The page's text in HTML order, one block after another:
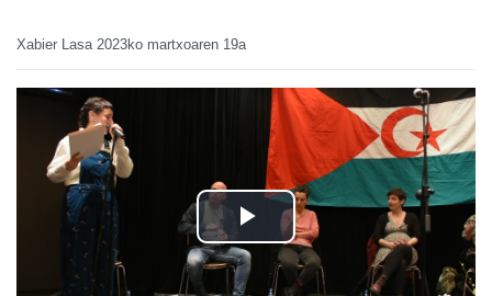
Xabier Lasa 2023ko martxoaren 19a